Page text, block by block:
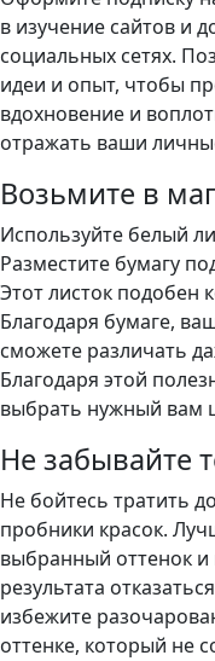
в изучение сайтов и
социальных сетях.
идеи и опыт, чтобы
вдохновение и
отражать ваши
Возьмите в
Используйте белый
Разместите бумагу
Этот листок
Благодаря бумаге,
сможете различать
Благодаря этой
выбрать нужный вам
Не забывайте
Не бойтесь тратить
пробники красок.
выбранный оттенок и
результата
избежите
оттенке, который не